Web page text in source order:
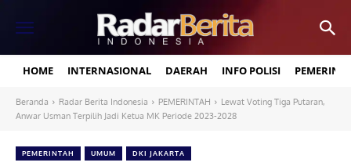
HOME INTERNASIONAL DAERAH INFO POLISI
Beranda Radar Berita Indonesia PEMERINTAH
Lewat Voting Tiga Putaran,
Anwar Usman Terpilih Jadi Ketua MK Periode 2023-2028
PEMERINTAH UMUM DKI JAKARTA